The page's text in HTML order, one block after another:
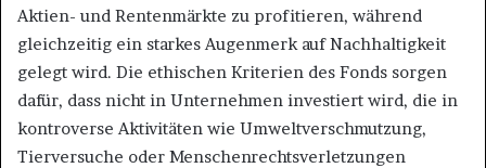
Aktien- und Rentenmärkte zu profitieren, während
gleichzeitig ein starkes Augenmerk auf Nachhaltigkeit
gelegt wird. Die ethischen Kriterien des Fonds sorgen
dafür, dass nicht in Unternehmen investiert wird, die in
kontroverse Aktivitäten wie Umweltverschmutzung,
Tierversuche oder Menschenrechtsverletzungen